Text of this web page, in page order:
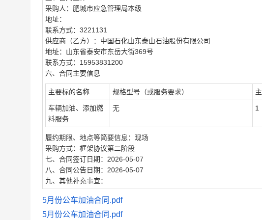
采购人：肥城市应急管理局本级
地址：
联系方式：3221131
供应商（乙方）：中国石化山东泰山石油股份有限公司
地址：山东省泰安市东岳大街369号
联系方式：15953831200
六、合同主要信息
主要标的名称 规格型号（或服务要求）
车辆加油、添加燃
料服务
无 1
履约期限、地点等简要信息：现场
采购方式：框架协议第二阶段
七、合同签订日期：2026-05-07
八、合同公告日期：2026-05-07
九、其他补充事宜：
5月份公车加油合同.pdf
5月份公车加油合同.pdf